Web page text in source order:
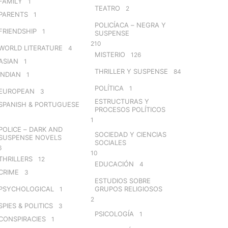
1
1
LITERATURE 4
1
1
3
& PORTUGUESE
– DARK AND
NOVELS
12
3
1
& POLITICS 3
1
TEATRO 2
POLICÍACA – NEGRA Y
SUSPENSE
210
MISTERIO 126
THRILLER Y SUSPENSE 84
POLÍTICA 1
ESTRUCTURAS Y
PROCESOS POLÍTICOS
1
SOCIEDAD Y CIENCIAS
SOCIALES
10
EDUCACIÓN 4
ESTUDIOS SOBRE
GRUPOS RELIGIOSOS
2
PSICOLOGÍA 1